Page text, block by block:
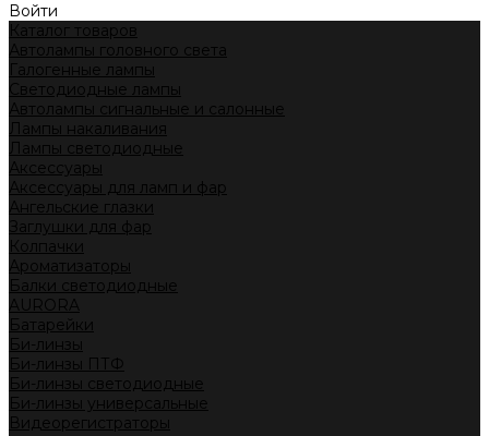
Войти
Каталог товаров
Автолампы головного света
Галогенные лампы
Светодиодные лампы
Автолампы сигнальные и салонные
Лампы накаливания
Лампы светодиодные
Аксессуары
Аксессуары для ламп и фар
Ангельские глазки
Заглушки для фар
Колпачки
Ароматизаторы
Балки светодиодные
AURORA
Батарейки
Би-линзы
Би-линзы ПТФ
Би-линзы светодиодные
Би-линзы универсальные
Видеорегистраторы